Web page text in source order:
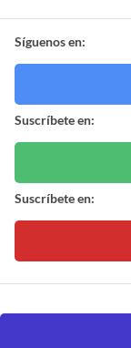
Síguenos en:
Suscríbete en:
Suscríbete en: